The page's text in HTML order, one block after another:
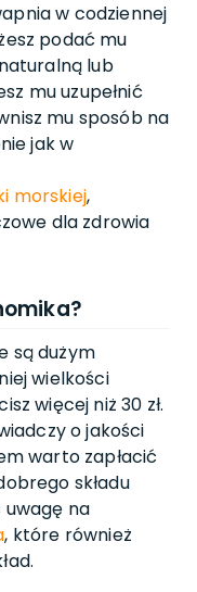
w codziennej
podać mu
lub
mu uzupełnić
mu sposób na
jak w
morskiej,
dla zdrowia
są dużym
wielkości
więcej niż 30 zł.
o jakości
warto zapłacić
składu
na
, które również